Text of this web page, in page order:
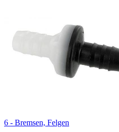
6 - Bremsen, Felgen